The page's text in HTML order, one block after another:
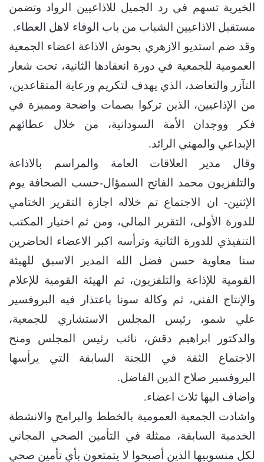
الخيرية تسهم في رد الجميل للاذاعيين الرواد وتضمن
مستقبل الاذاعيين الشباب من باب الوفاء لاهل العطاء.
وقد ضم استديو الازهري بحوش الاذاعة اعضاء الجمعية
العمومية للجمعية في دورة انعقادها الثانية، تحت شعار
التآزر والتعاضد، الذي يهدف لتكريم ورعاية المتقاعدين،
من الإذاعيين، الذين تركوا بصمات واضحة ومميزة في
فكر ووجدان الأمة السودانية، من خلال عطائهم
الإبداعي والمهني الرائد.
وقال مدير العلاقات العامة والمراسم بالاذاعة
والتلفزيون محمد الفاتح السمؤال-حسب الصحافة يوم
الإثنين- ان الاجتماع تم خلاله اجازة التقرير الختامي
للدورة الأولى، التقرير المالي، ومن ثم اختيار المكتب
التنفيذي للدورة الثانية وترأسه اكبر الاعضاء الحاضرين
سنا معاوية حسن فضل الله المدير الاسبق للهيئة
القومية للإذاعة والتلفزيون، ثم الهيئة القومية للإعلام
والإنتاج الفني، ثم وكالة سونا باعتذار فيه البروفسير
علي شمو، رئيس المجلس الاستشاري للجمعية،
والدكتور ابراهيم دقش، نائب رئيس المجلس ومنح
الاجتماع الثقة في اللجنة السابقة التي يرأسها
البروفسير صلاح الدين الفاضل.
واضاف اليها ثلاث اعضاء.
واشادت الجمعية العمومية بالخطط والبرامج والانشطة
الخدمية السابقة، ممثلة في التأمين الصحي المجاني
لكل منسوبيها الذين أصبحوا لا يتمتعون بأي تأمين صحي